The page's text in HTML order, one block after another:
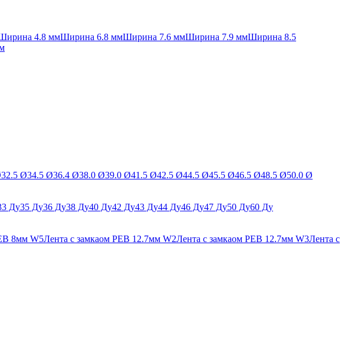
4.8 ммШирина 6.8 ммШирина 7.6 ммШирина 7.9 ммШирина 8.5
32.5 Ø34.5 Ø36.4 Ø38.0 Ø39.0 Ø41.5 Ø42.5 Ø44.5 Ø45.5 Ø46.5 Ø48.5 Ø50.0 Ø
Ду35 Ду36 Ду38 Ду40 Ду42 Ду43 Ду44 Ду46 Ду47 Ду50 Ду60 Ду
8мм W5Лента с замкаом PEB 12.7мм W2Лента с замкаом PEB 12.7мм W3Лента с